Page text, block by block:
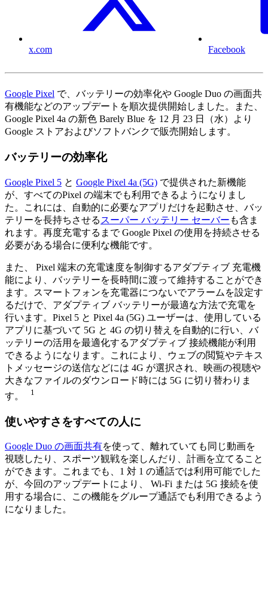
x.com Facebook
Google Pixel で、バッテリーの効率化や Google Duo の画面共
有機能などのアップデートを順次提供開始しました。また、
Google Pixel 4a の新色 Barely Blue を 12 月 23 日（水）より
Google ストアおよびソフトバンクで販売開始します。
バッテリーの効率化
Google Pixel 5 と Google Pixel 4a (5G) で提供された新機能
が、すべてのPixel の端末でも利用できるようになりまし
た。これには、自動的に必要なアプリだけを起動させ、バッ
テリーを長持ちさせる スーパー バッテリー セーバー も含ま
れます。再度充電するまで Google Pixel の使用を持続させる
必要がある場合に便利な機能です。
また、 Pixel 端末の充電速度を制御するアダプティブ 充電機
能により、バッテリーを長時間に渡って維持することができ
ます。スマートフォンを充電器につないでアラームを設定す
るだけで、アダプティブ バッテリーが最適な方法で充電を
行います。Pixel 5 と Pixel 4a (5G) ユーザーは、使用している
アプリに基づいて 5G と 4G の切り替えを自動的に行い、バ
ッテリーの活用を最適化するアダプティブ 接続機能が利用
できるようになります。これにより、ウェブの閲覧やテキス
トメッセージの送信などには 4G が選択され、映画の視聴や
大きなファイルのダウンロード時には 5G に切り替わりま
す。
1
使いやすさをすべての人に
Google Duo の画面共有を使って、離れていても同じ動画を
視聴したり、スポーツ観戦を楽しんだり、計画を立てること
ができます。これまでも、1 対 1 の通話では利用可能でした
が、今回のアップデートにより、 Wi-Fi または 5G 接続を使
用する場合に、この機能をグループ通話でも利用できるよう
になりました。